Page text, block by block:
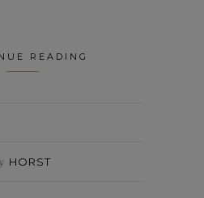
READING
HORST